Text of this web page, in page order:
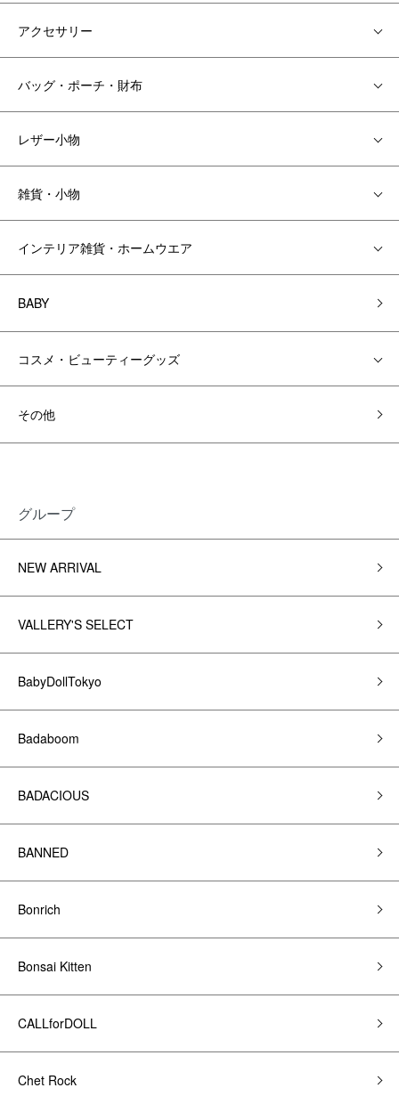
アクセサリー
バッグ・ポーチ・財布
レザー小物
雑貨・小物
インテリア雑貨・ホームウエア
BABY
コスメ・ビューティーグッズ
その他
グループ
NEW ARRIVAL
VALLERY'S SELECT
BabyDollTokyo
Badaboom
BADACIOUS
BANNED
Bonrich
Bonsai Kitten
CALLforDOLL
Chet Rock